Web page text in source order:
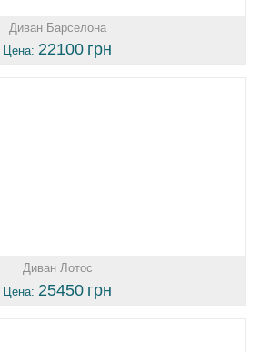
Диван Барселона
Цена: 22100 грн
Диван Лотос
Цена: 25450 грн